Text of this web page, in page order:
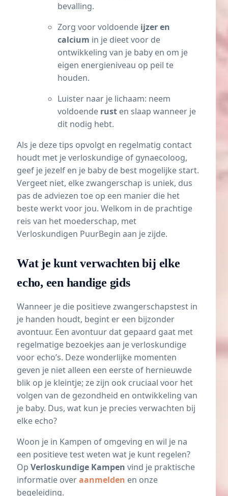
bevalling.
Zorg voor voldoende ijzeren
calcium in je dieet voor de
ontwikkeling van je baby en om je
eigen energieniveau op peil te
houden.
Luister naar je lichaam: neem
voldoende rust en slaap wanneer je
dit nodig hebt.
Als je deze tips opvolgt en regelmatig contact
houdt met je verloskundige of gynaecoloog,
geef je jezelf en je baby de best mogelijke start.
Vergeet niet, elke zwangerschap is uniek, dus
pas de adviezen toe op een manier die het
beste werkt voor jou. Welkom in de prachtige
reis van het moederschap, met
Verloskundigen PuurBegin aan je zijde.
Wat je kunt verwachten bij elke
echo, een handige gids
Wanneer je die positieve zwangerschapstest in
je handen houdt, begint er een bijzonder
avontuur. Een avontuur dat gepaard gaat met
regelmatige bezoekjes aan je verloskundige
voor echo’s. Deze wonderlijke momenten
geven je niet alleen een eerste of hernieuwde
blik op je kleintje; ze zijn ook cruciaal voor het
volgen van de gezondheid en ontwikkeling van
je baby. Dus, wat kun je precies verwachten bij
elke echo?
Woon je in Kampen of omgeving en wil je na
een positieve test weten wat je kunt regelen?
Op Verloskundige Kampen vind je praktische
informatie overaanmelden en onze
begeleiding.